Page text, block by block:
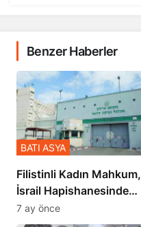
Benzer Haberler
Filistinli Kadın Mahkum,
İsrail Hapishanesindeki
Zulmü Anlattı
BATI ASYA
7 ay önce